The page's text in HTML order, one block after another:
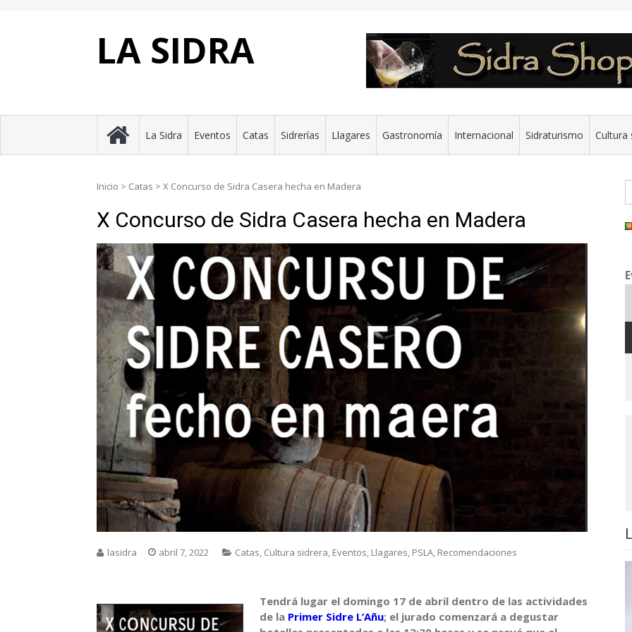
LA SIDRA
La Sidra Eventos Catas Sidrerías Llagares Gastronomía Internacional Sidraturismo Cultura
Inicio > Catas > X Concurso de Sidra Casera hecha en Madera
X Concurso de Sidra Casera hecha en Madera
lasidra abril 7, 2022 Catas, Cultura sidrera, Eventos, Llagares, PSLA, Recomendaciones
Tendrá lugar el domingo 17 de abril dentro de las actividades
de la Primer Sidre L’Añu; el jurado comenzará a degustar